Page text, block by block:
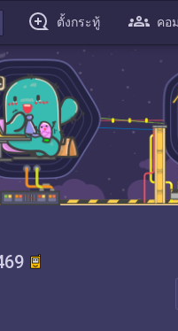
ตั้งกระทู้ คอ